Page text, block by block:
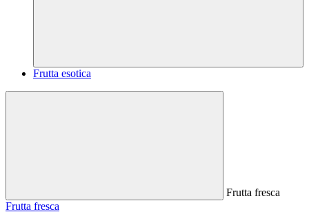
Frutta esotica
Frutta fresca
Frutta fresca